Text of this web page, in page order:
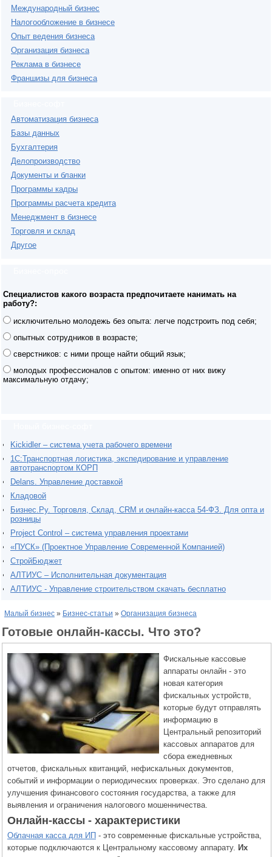
Международный бизнес
Налогообложение в бизнесе
Опыт ведения бизнеса
Организация бизнеса
Реклама в бизнесе
Франшизы для бизнеса
Автоматизация бизнеса
Базы данных
Бухгалтерия
Делопроизводство
Документы и бланки
Программы кадры
Программы расчета кредита
Менеджмент в бизнесе
Торговля и склад
Другое
Специалистов какого возраста предпочитаете нанимать на
работу?:
исключительно молодежь без опыта: легче подстроить под себя;
опытных сотрудников в возрасте;
сверстников: с ними проще найти общий язык;
молодых профессионалов с опытом: именно от них вижу
максимальную отдачу;
Kickidler – система учета рабочего времени
1С:Транспортная логистика, экспедирование и управление
автотранспортом КОРП
Delans. Управление доставкой
Кладовой
Бизнес.Ру. Торговля, Склад, CRM и онлайн-касса 54-ФЗ. Для опта и
розницы
Project Сontrol – система управления проектами
«ПУСК» (Проектное Управление Современной Компанией)
СтройБюджет
АЛТИУС – Исполнительная документация
АЛТИУС - Управление строительством скачать бесплатно
Малый бизнес » Бизнес-статьи » Организация бизнеса
Готовые онлайн-кассы. Что это?
Фискальные кассовые
аппараты онлайн - это
новая категория
фискальных устройств,
которые будут отправлять
информацию в
Центральный репозиторий
кассовых аппаратов для
сбора ежедневных
отчетов, фискальных квитанций, нефискальных документов,
событий и информации о периодических проверках. Это сделано для
улучшения финансового состояния государства, а также для
выявления и ограничения налогового мошенничества.
Онлайн-кассы - характеристики
Облачная касса для ИП - это современные фискальные устройства,
которые подключаются к Центральному кассовому аппарату. Их